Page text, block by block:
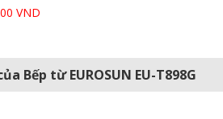
VND
Bếp từ EUROSUN EU-T898G